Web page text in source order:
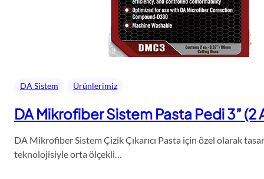
DA Sistem Ürünlerimiz
DA Mikrofiber Sistem Pasta Pedi 3” (2
DA Mikrofiber Sistem Çizik Çıkarıcı Pasta için özel olarak
teknolojisiyle orta ölçekli…